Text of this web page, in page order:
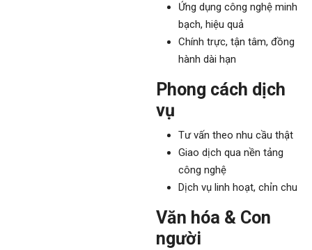
Ứng dụng công nghệ minh
bạch, hiệu quả
Chính trực, tận tâm, đồng
hành dài hạn
Phong cách dịch
vụ
Tư vấn theo nhu cầu thật
Giao dịch qua nền tảng
công nghệ
Dịch vụ linh hoạt, chỉn chu
Văn hóa & Con
người